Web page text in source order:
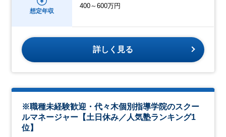
想定年収
400～600万円
詳しく見る
※職種未経験歓迎・代々木個別指導学院のスクー
ルマネージャー【土日休み／人気塾ランキング1
位】